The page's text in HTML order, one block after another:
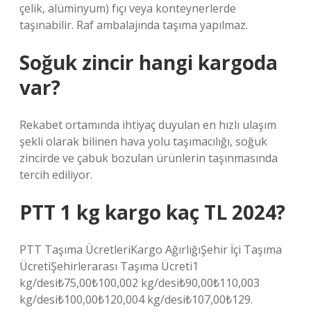
çelik, alüminyum) fıçı veya konteynerlerde
taşınabilir. Raf ambalajında ​​taşıma yapılmaz.
Soğuk zincir hangi kargoda
var?
Rekabet ortamında ihtiyaç duyulan en hızlı ulaşım
şekli olarak bilinen hava yolu taşımacılığı, soğuk
zincirde ve çabuk bozulan ürünlerin taşınmasında
tercih ediliyor.
PTT 1 kg kargo kaç TL 2024?
PTT Taşıma ÜcretleriKargo AğırlığıŞehir İçi Taşıma
ÜcretiŞehirlerarası Taşıma Ücreti1
kg/desi₺75,00₺100,002 kg/desi₺90,00₺110,003
kg/desi₺100,00₺120,004 kg/desi₺107,00₺129.